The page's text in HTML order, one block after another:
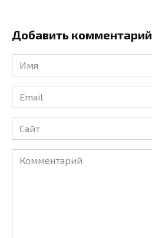
Добавить комментарий
Имя
*
Email
*
Сайт
Комментарий